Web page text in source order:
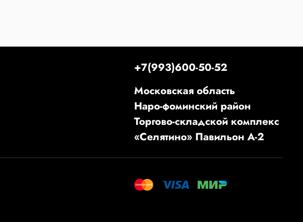
+7(993)600-50-52
Московская область
Наро-фоминский район
Торгово-складской комплекс
«Селятино» Павильон А-2